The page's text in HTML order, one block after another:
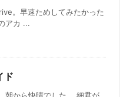
。早速ためしてみたかった
アカ ...
ド